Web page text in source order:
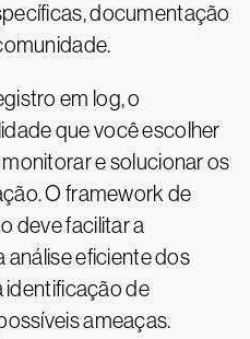
documentação
em log, o
que você escolher
e solucionar os
O framework de
deve facilitar a
análise eficiente dos
identificação de
ameaças.